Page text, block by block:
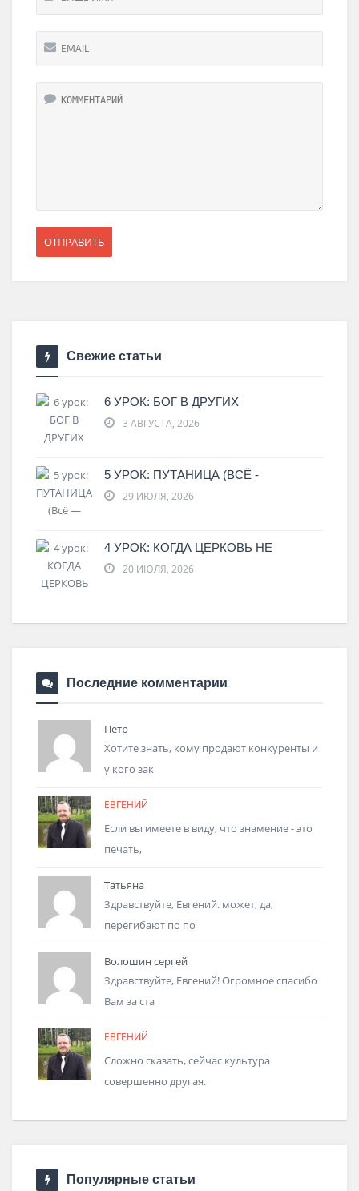
Свежие статьи
6 УРОК: БОГ В ДРУГИХ
3 АВГУСТА, 2026
5 УРОК: ПУТАНИЦА (ВСЁ -
29 ИЮЛЯ, 2026
4 УРОК: КОГДА ЦЕРКОВЬ НЕ
20 ИЮЛЯ, 2026
Последние комментарии
Пётр
Хотите знать, кому продают конкуренты и
у кого зак
ЕВГЕНИЙ
Если вы имеете в виду, что знамение - это
печать,
Татьяна
Здравствуйте, Евгений. может, да,
перегибают по по
Волошин сергей
Здравствуйте, Евгений! Огромное спасибо
Вам за ста
ЕВГЕНИЙ
Сложно сказать, сейчас культура
совершенно другая.
Популярные статьи